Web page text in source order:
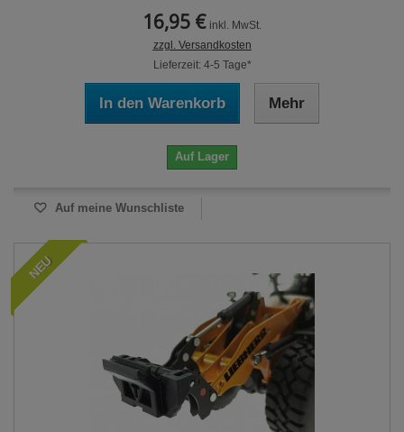
16,95 € inkl. MwSt.
zzgl. Versandkosten
Lieferzeit: 4-5 Tage*
In den Warenkorb Mehr
Auf Lager
Auf meine Wunschliste
NEU